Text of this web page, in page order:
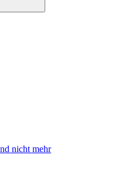
nicht mehr